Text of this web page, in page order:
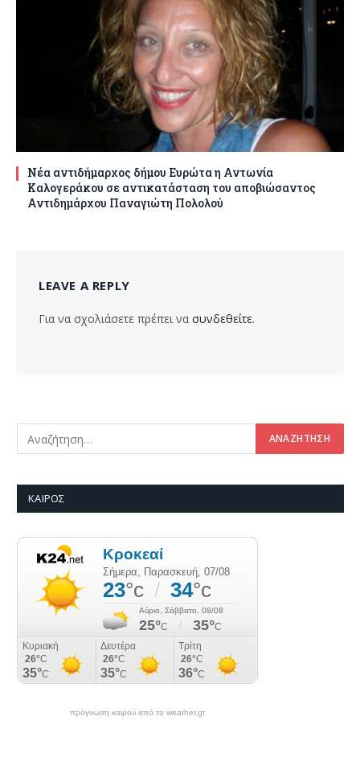
Νέα αντιδήμαρχος δήμου Ευρώτα η Αντωνία
Καλογεράκου σε αντικατάσταση του αποβιώσαντος
Αντιδημάρχου Παναγιώτη Πολολού
LEAVE A REPLY
Για να σχολιάσετε πρέπει να συνδεθείτε.
ΚΑΙΡΌΣ
πρόγνωση καιρού από το weather.gr